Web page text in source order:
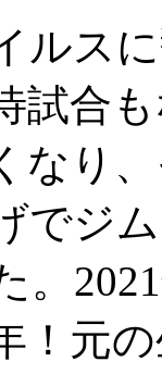
ルス
試合
なり
でジ
。
！元